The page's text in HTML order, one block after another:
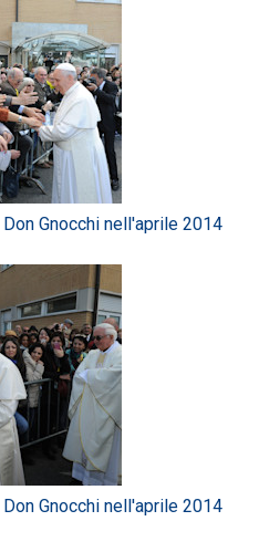
Gnocchi nell'aprile 2014
Gnocchi nell'aprile 2014